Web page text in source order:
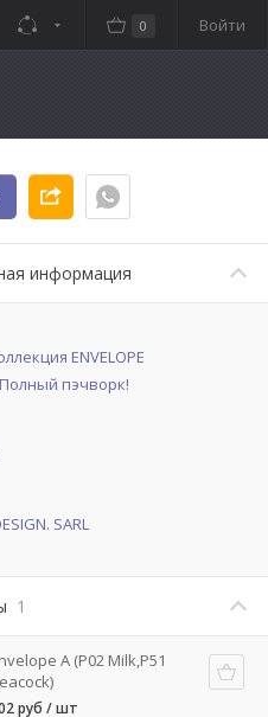
Войти
0
информация
ENVELOPE
пэчворк!
SARL
1
A (P02 Milk,P51
руб / шт